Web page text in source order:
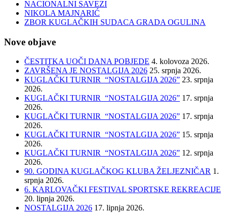
NACIONALNI SAVEZI
NIKOLA MAJNARIĆ
ZBOR KUGLAČKIH SUDACA GRADA OGULINA
Nove objave
ČESTITKA UOČI DANA POBJEDE 4. kolovoza 2026.
ZAVRŠENA JE NOSTALGIJA 2026 25. srpnja 2026.
KUGLAČKI TURNIR “NOSTALGIJA 2026” 23. srpnja
2026.
KUGLAČKI TURNIR “NOSTALGIJA 2026” 17. srpnja
2026.
KUGLAČKI TURNIR “NOSTALGIJA 2026” 17. srpnja
2026.
KUGLAČKI TURNIR “NOSTALGIJA 2026” 15. srpnja
2026.
KUGLAČKI TURNIR “NOSTALGIJA 2026” 12. srpnja
2026.
90. GODINA KUGLAČKOG KLUBA ŽELJEZNIČAR 1.
srpnja 2026.
6. KARLOVAČKI FESTIVAL SPORTSKE REKREACIJE
20. lipnja 2026.
NOSTALGIJA 2026 17. lipnja 2026.